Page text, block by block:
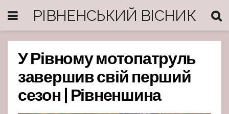
РІВНЕНСЬКИЙ ВІСНИК
У Рівному мотопатруль
завершив свій перший
сезон | Рівненшина